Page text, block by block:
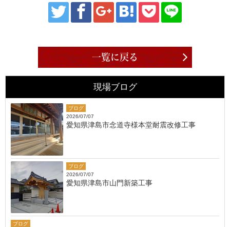
一覧に戻る
現場ブログ
ブログ
2026/07/07
愛知県津島市念道寺様本堂耐震改修工事
ブログ
2026/07/07
愛知県津島市山門新築工事
ブログ